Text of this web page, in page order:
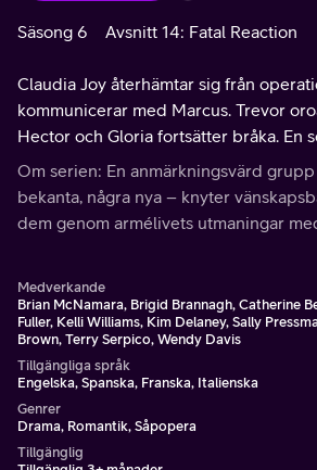
Säsong 6 Avsnitt 14: Fatal Reaction
Claudia Joy återhämtar sig från
kommunicerar med Marcus. Trevor
Hector och Gloria fortsätter bråka. En
skrämmande.
Om serien: En anmärkningsvärd
bekanta, några nya – knyter
dem genom armélivets utmaningar
Medverkande
Brian McNamara, Brigid Brannagh, Catherine
Fuller, Kelli Williams, Kim Delaney, Sally
Brown, Terry Serpico, Wendy Davis
Tillgängliga språk
Engelska, Spanska, Franska, Italienska
Genrer
Drama, Romantik, Såpopera
Tillgänglig